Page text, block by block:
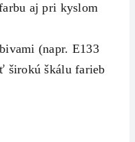
aj pri kyslom
(napr. E133
širokú škálu farieb